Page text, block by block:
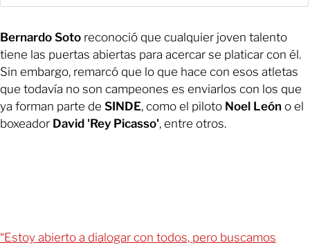
Bernardo Soto reconoció que cualquier joven talento
tiene las puertas abiertas para acercar se platicar con él.
Sin embargo, remarcó que lo que hace con esos atletas
que todavía no son campeones es enviarlos con los que
ya forman parte de SINDE, como el piloto Noel León o el
boxeador David 'Rey Picasso', entre otros.
“Estoy abierto a dialogar con todos, pero buscamos